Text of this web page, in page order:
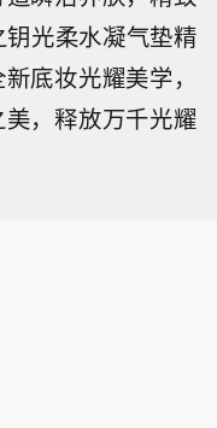
光柔水凝气垫精
底妆光耀美学，
，释放万千光耀